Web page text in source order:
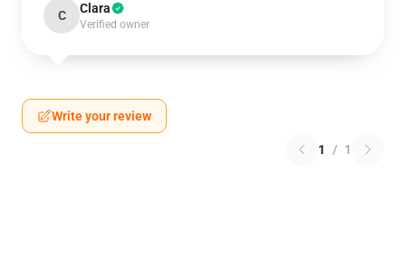
C Clara
Verified owner
Write your review
1 / 1